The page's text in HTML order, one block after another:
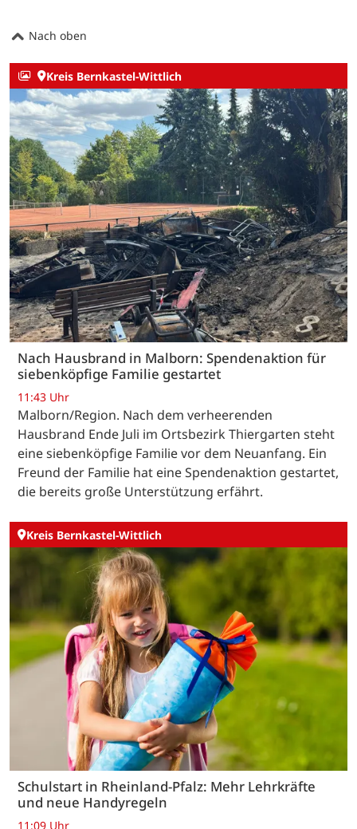
Nach oben
Kreis Bernkastel-Wittlich
Nach Hausbrand in Malborn: Spendenaktion für
siebenköpfige Familie gestartet
11:43 Uhr
Malborn/Region. Nach dem verheerenden
Hausbrand Ende Juli im Ortsbezirk Thiergarten steht
eine siebenköpfige Familie vor dem Neuanfang. Ein
Freund der Familie hat eine Spendenaktion gestartet,
die bereits große Unterstützung erfährt.
Kreis Bernkastel-Wittlich
Schulstart in Rheinland-Pfalz: Mehr Lehrkräfte
und neue Handyregeln
11:09 Uhr